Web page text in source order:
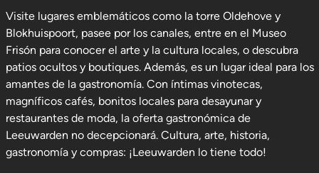
Visite lugares emblemáticos como la torre Oldehove y
Blokhuispoort, pasee por los canales, entre en el Museo
Frisón para conocer el arte y la cultura locales, o descubra
patios ocultos y boutiques. Además, es un lugar ideal para los
amantes de la gastronomía. Con íntimas vinotecas,
magníficos cafés, bonitos locales para desayunar y
restaurantes de moda, la oferta gastronómica de
Leeuwarden no decepcionará. Cultura, arte, historia,
gastronomía y compras: ¡Leeuwarden lo tiene todo!